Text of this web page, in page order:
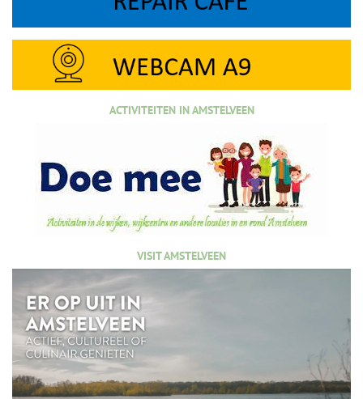
ACTIVITEITEN IN AMSTELVEEN
VISIT AMSTELVEEN